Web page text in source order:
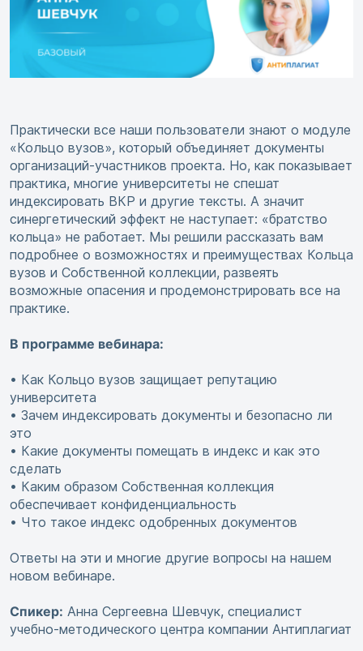
Практически все наши пользователи знают о модуле
«Кольцо вузов», который объединяет документы
организаций-участников проекта. Но, как показывает
практика, многие университеты не спешат
индексировать ВКР и другие тексты. А значит
синергетический эффект не наступает: «братство
кольца» не работает. Мы решили рассказать вам
подробнее о возможностях и преимуществах Кольца
вузов и Собственной коллекции, развеять
возможные опасения и продемонстрировать все на
практике.
В программе вебинара:
• Как Кольцо вузов защищает репутацию
университета
• Зачем индексировать документы и безопасно ли
это
• Какие документы помещать в индекс и как это
сделать
• Каким образом Собственная коллекция
обеспечивает конфиденциальность
• Что такое индекс одобренных документов
Ответы на эти и многие другие вопросы на нашем
новом вебинаре.
Спикер: Анна Сергеевна Шевчук, специалист
учебно-методического центра компании Антиплагиат